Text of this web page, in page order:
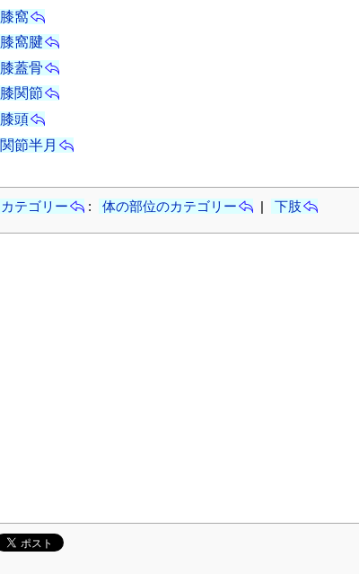
膝窩
膝窩腱
膝蓋骨
膝関節
膝頭
関節半月
カテゴリー : 体の部位のカテゴリー | 下肢